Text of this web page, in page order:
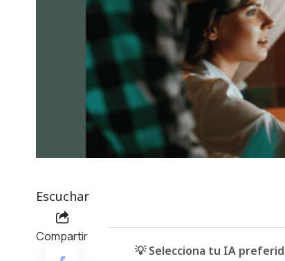
Escuchar
Compartir
💡 Selecciona tu IA